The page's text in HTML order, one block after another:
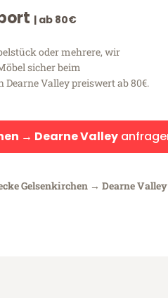
| ab 80€
oder mehrere, wir
sicher beim
Dearne Valley preiswert ab 80€.
→ Dearne Valley
Gelsenkirchen → Dearne